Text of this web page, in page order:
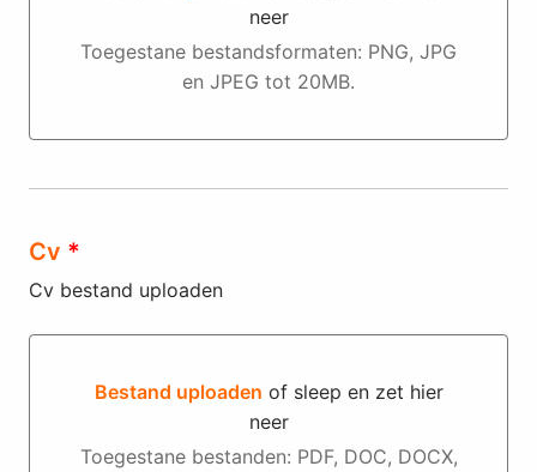
neer
Bestand uploaden of sleep en zet hier neer
Toegestane bestandsformaten: PNG, JPG
en JPEG tot 20MB.
Cv *
Cv bestand uploaden
Bestand uploaden of sleep en zet hier
neer
Bestand uploaden of sleep en zet hier neer
Toegestane bestanden: PDF, DOC, DOCX,